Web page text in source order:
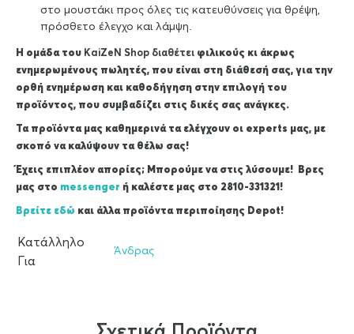
στο μουστάκι προς όλες τις κατευθύνσεις για θρέψη,
πρόσθετο έλεγχο και λάμψη.
Η ομάδα του KaiZeΝ Shop διαθέτει φιλικούς κι άκρως
ενημερωμένους πωλητές, που είναι στη διάθεσή σας, για την
ορθή ενημέρωση και καθοδήγηση στην επιλογή του
προϊόντος, που συμβαδίζει στις δικές σας ανάγκες.
Τα προϊόντα μας καθημερινά τα ελέγχουν οι experts μας, με
σκοπό να καλύψουν τα θέλω σας!
Έχεις επιπλέον απορίες; Μπορούμε να στις λύσουμε! Βρες
μας στο messenger ή καλέστε μας στο 2810-331321!
Βρείτε εδώ και άλλα προϊόντα περιποίησης Depot!
Κατάλληλο
Για
Άνδρας